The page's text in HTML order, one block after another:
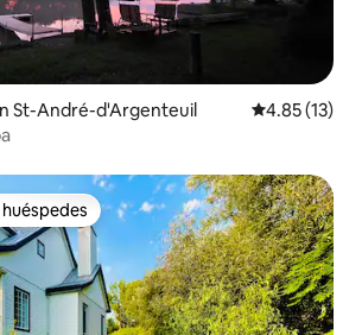
St-André-d'Argenteuil Calificación
4.85 (13)
Favorito entre huéspedes